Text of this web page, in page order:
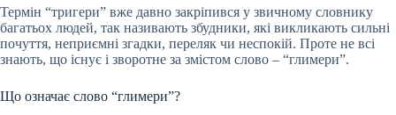
Термін “тригери” вже давно закріпився у звичному словнику
багатьох людей, так називають збудники, які викликають сильні
почуття, неприємні згадки, переляк чи неспокій. Проте не всі
знають, що існує і зворотне за змістом слово – “глимери”.
Що означає слово “глимери”?